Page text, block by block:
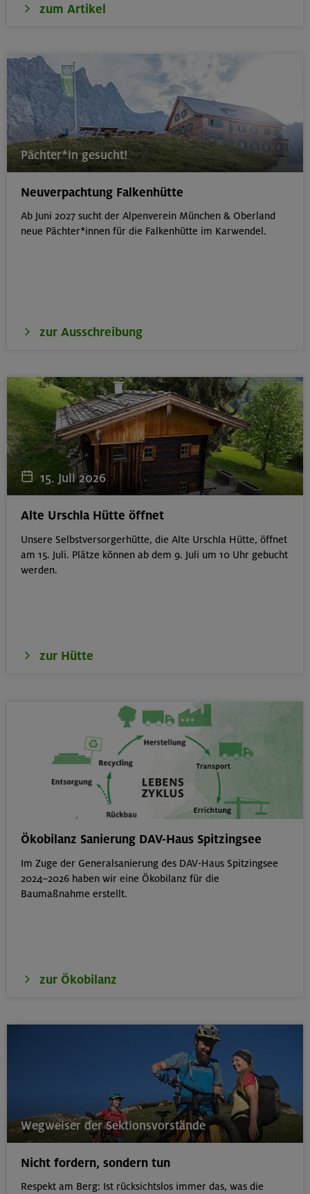
16.08.26
Bayerische Voralpen (Schlierseer Berge)
17./18./19.08.26
Aufbaukurs Klettern indoor (3 Termine)
17./18./19.08.26
München
18.08.26
Klettertreff Kids in den Sommerferien für 8-12 Jährige
Gilching
18.08.26
Schnupperkletterkurs indoor
München
Hohe Gipfel in der wilden Texelgruppe
21.-23.08.26
Familienfreizeit: Hüttenübernachtung mit Kindern
von 6-9 J.
zum Artikel
Pächter*in gesucht!
Neuverpachtung Falkenhütte
Ab Juni 2027 sucht der Alpenverein München & Oberland
neue Pächter*innen für die Falkenhütte im Karwendel.
zur Ausschreibung
15. Juli 2026
Alte Urschla Hütte öffnet
Unsere Selbstversorgerhütte, die Alte Urschla Hütte, öffnet
am 15. Juli. Plätze können ab dem 9. Juli um 10 Uhr gebucht
werden.
zur Hütte
Ökobilanz Sanierung DAV-Haus Spitzingsee
Im Zuge der Generalsanierung des DAV-Haus Spitzingsee
2024–2026 haben wir eine Ökobilanz für die
Baumaßnahme erstellt.
zur Ökobilanz
Wegweiser der Sektionsvorstände
Nicht fordern, sondern tun
Respekt am Berg: Ist rücksichtslos immer das, was die